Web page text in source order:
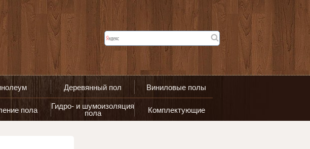
Деревянный пол Виниловые полы
пола
Гидро- и шумоизоляция
пола
Комплектующие